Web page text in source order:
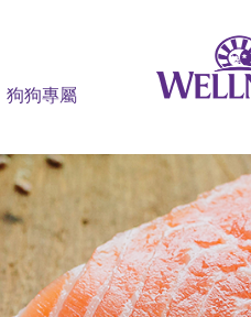
狗狗專屬